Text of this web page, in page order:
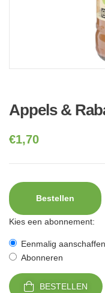
Appels &
€1,70
Bestellen
Kies een abonnement:
Eenmalig aanschaffen
Abonneren
BESTELLEN